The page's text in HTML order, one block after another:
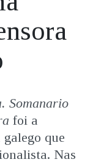
PARDO
Somanario
foi a
que
Nas